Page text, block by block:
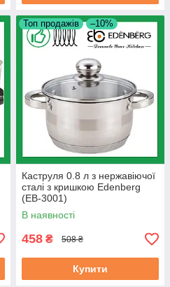
Топ продажів –10%
Каструля 0.8 л з нержавіючої
сталі з кришкою Edenberg
(EB-3001)
В наявності
458 ₴ 508 ₴
Купити